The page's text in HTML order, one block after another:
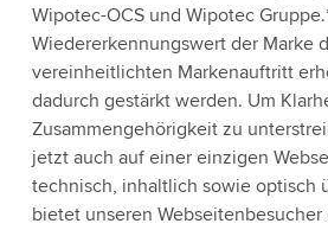
Wipotec-OCS und Wipotec
Wiedererkennungswert der Marke
vereinheitlichten Markenauftritt
dadurch gestärkt werden. Um
Zusammengehörigkeit zu
jetzt auch auf einer einzigen
technisch, inhaltlich sowie optisch
bietet unseren Webseitenbesucher